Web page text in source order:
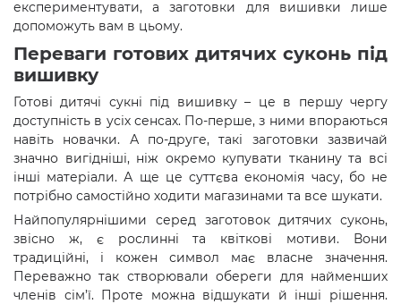
експериментувати, а заготовки для вишивки лише
допоможуть вам в цьому.
Переваги готових дитячих суконь під
вишивку
Готові дитячі сукні під вишивку – це в першу чергу
доступність в усіх сенсах. По-перше, з ними впораються
навіть новачки. А по-друге, такі заготовки зазвичай
значно вигідніші, ніж окремо купувати тканину та всі
інші матеріали. А ще це суттєва економія часу, бо не
потрібно самостійно ходити магазинами та все шукати.
Найпопулярнішими серед заготовок дитячих суконь,
звісно ж, є рослинні та квіткові мотиви. Вони
традиційні, і кожен символ має власне значення.
Переважно так створювали обереги для найменших
членів сім’ї. Проте можна відшукати й інші рішення.